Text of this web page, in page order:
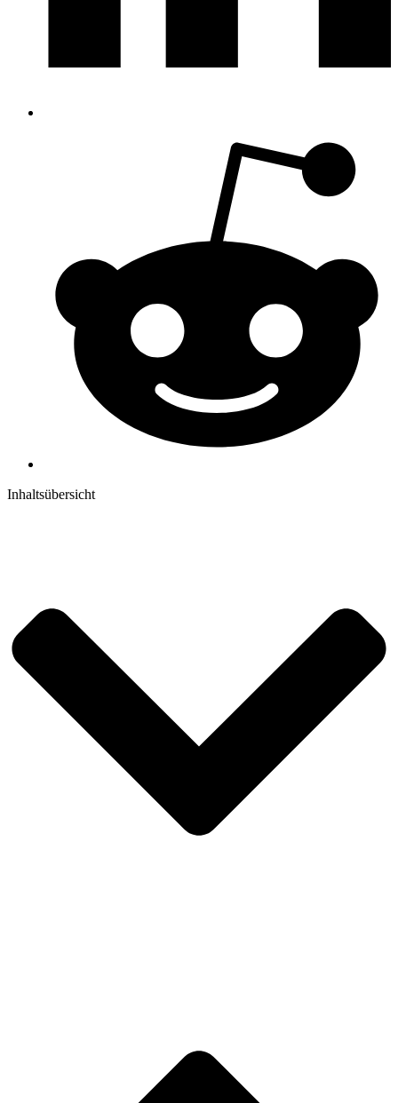
Inhaltsübersicht